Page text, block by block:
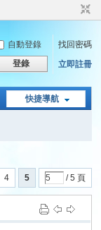
自動登錄
找回密碼
登錄 立即註冊
快捷導航
4 5 / 5 頁